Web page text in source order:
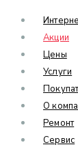
Акции
Цены
Услуги
О
Ремонт
Сервис